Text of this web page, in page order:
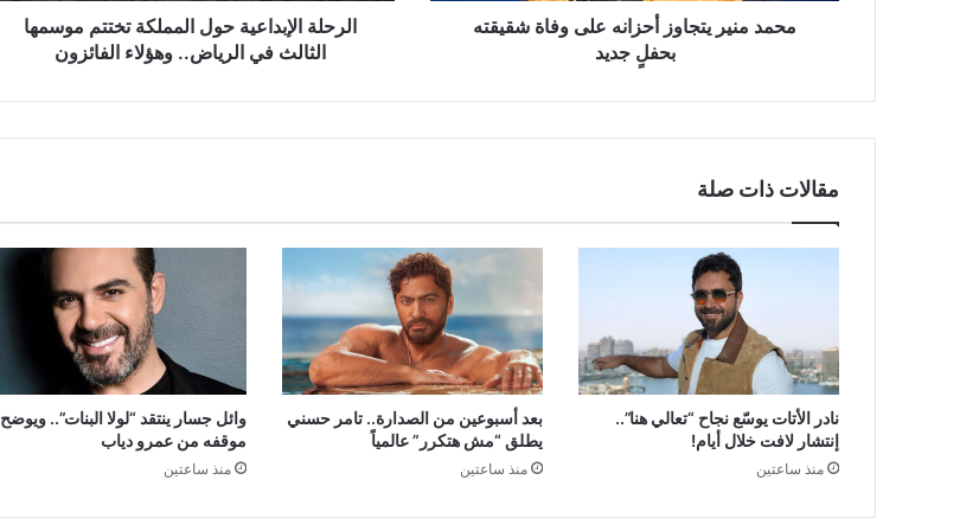
محمد منير يتجاوز أحزانه على وفاة شقيقته
بحفلٍ جديد
الرحلة الإبداعية حول المملكة تختتم موسمها
الثالث في الرياض.. وهؤلاء الفائزون
مقالات ذات صلة
نادر الأتات يوسّع نجاح “تعالي هنا”..
إنتشار لافت خلال أيام!
منذ ساعتين
بعد أسبوعين من الصدارة.. تامر حسني
يطلق “مش هتكرر” عالمياً
منذ ساعتين
وائل جسار ينتقد “لولا البنات”.. ويوضح
موقفه من عمرو دياب
منذ ساعتين